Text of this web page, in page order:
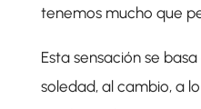
tenemos mucho que
Esta sensación se
soledad, al cambio, a